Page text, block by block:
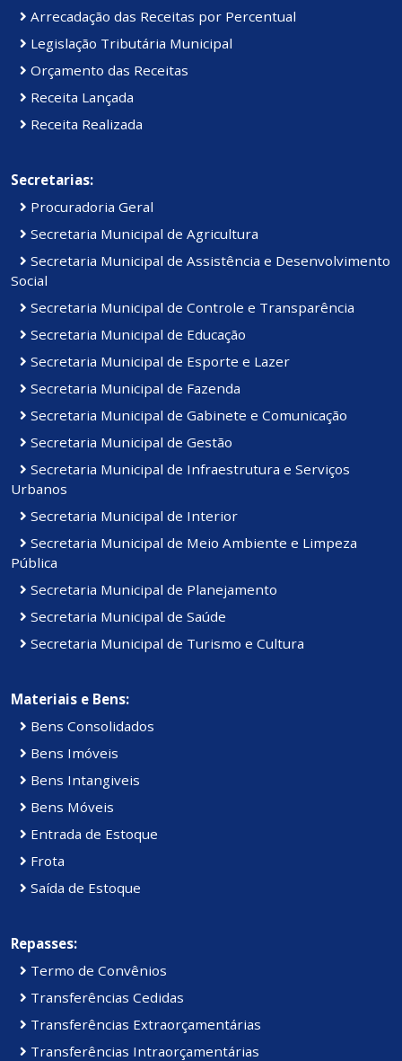
Arrecadação das Receitas por Percentual
Legislação Tributária Municipal
Orçamento das Receitas
Receita Lançada
Receita Realizada
Secretarias:
Procuradoria Geral
Secretaria Municipal de Agricultura
Secretaria Municipal de Assistência e Desenvolvimento
Social
Secretaria Municipal de Controle e Transparência
Secretaria Municipal de Educação
Secretaria Municipal de Esporte e Lazer
Secretaria Municipal de Fazenda
Secretaria Municipal de Gabinete e Comunicação
Secretaria Municipal de Gestão
Secretaria Municipal de Infraestrutura e Serviços
Urbanos
Secretaria Municipal de Interior
Secretaria Municipal de Meio Ambiente e Limpeza
Pública
Secretaria Municipal de Planejamento
Secretaria Municipal de Saúde
Secretaria Municipal de Turismo e Cultura
Materiais e Bens:
Bens Consolidados
Bens Imóveis
Bens Intangiveis
Bens Móveis
Entrada de Estoque
Frota
Saída de Estoque
Repasses:
Termo de Convênios
Transferências Cedidas
Transferências Extraorçamentárias
Transferências Intraorçamentárias